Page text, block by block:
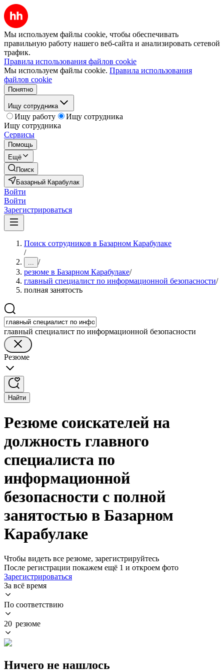
Мы используем файлы cookie, чтобы обеспечивать
правильную работу нашего веб-сайта и анализировать сетевой
трафик.
Правила использования файлов cookie
Мы используем файлы cookie. Правила использования
файлов cookie
Понятно
Ищу сотрудника
Ищу работу
Ищу сотрудника
Ищу сотрудника
Сервисы
Помощь
Ещё
Поиск
Базарный Карабулак
Войти
Войти
Зарегистрироваться
Поиск сотрудников в Базарном Карабулаке
/
... /
резюме в Базарном Карабулаке/
главный специалист по информационной безопасности/
полная занятость
главный специалист по информационной безопасности
Резюме
Найти
Резюме соискателей на
должность главного
специалиста по
информационной
безопасности с полной
занятостью в Базарном
Карабулаке
Чтобы видеть все резюме, зарегистрируйтесь
После регистрации покажем ещё 1 и откроем фото
Зарегистрироваться
За всё время
По соответствию
20 резюме
Ничего не нашлось